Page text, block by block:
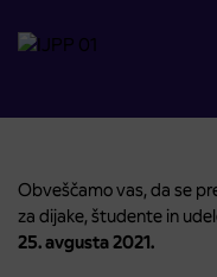
Obveščamo vas, da se
za dijake, študente in
25. avgusta 2021.